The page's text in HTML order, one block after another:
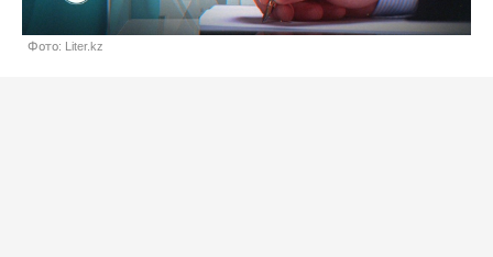
Фото: Liter.kz